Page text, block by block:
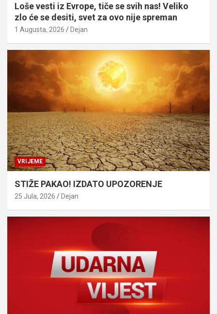
Loše vesti iz Evrope, tiče se svih nas! Veliko
zlo će se desiti, svet za ovo nije spreman
1 Augusta, 2026 Dejan
VRIJEME
STIŽE PAKAO! IZDATO UPOZORENJE
25 Jula, 2026 Dejan